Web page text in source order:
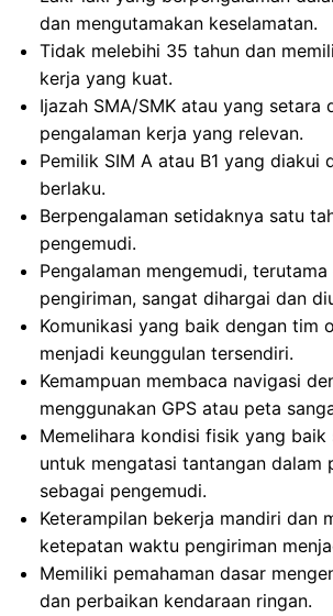
dan mengutamakan keselamatan.
Tidak melebihi 35 tahun dan
kerja yang kuat.
Ijazah SMA/SMK atau yang setara
pengalaman kerja yang relevan.
Pemilik SIM A atau B1 yang diakui
berlaku.
Berpengalaman setidaknya satu
pengemudi.
Pengalaman mengemudi, terutama
pengiriman, sangat dihargai dan
Komunikasi yang baik dengan tim
menjadi keunggulan tersendiri.
Kemampuan membaca navigasi
menggunakan GPS atau peta
Memelihara kondisi fisik yang baik
untuk mengatasi tantangan dalam
sebagai pengemudi.
Keterampilan bekerja mandiri dan
ketepatan waktu pengiriman
Memiliki pemahaman dasar
dan perbaikan kendaraan ringan.